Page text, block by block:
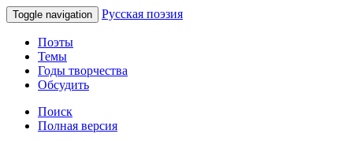
Toggle navigation Русская поэзия
Поэты
Темы
Годы творчества
Обсудить
Поиск
Полная версия